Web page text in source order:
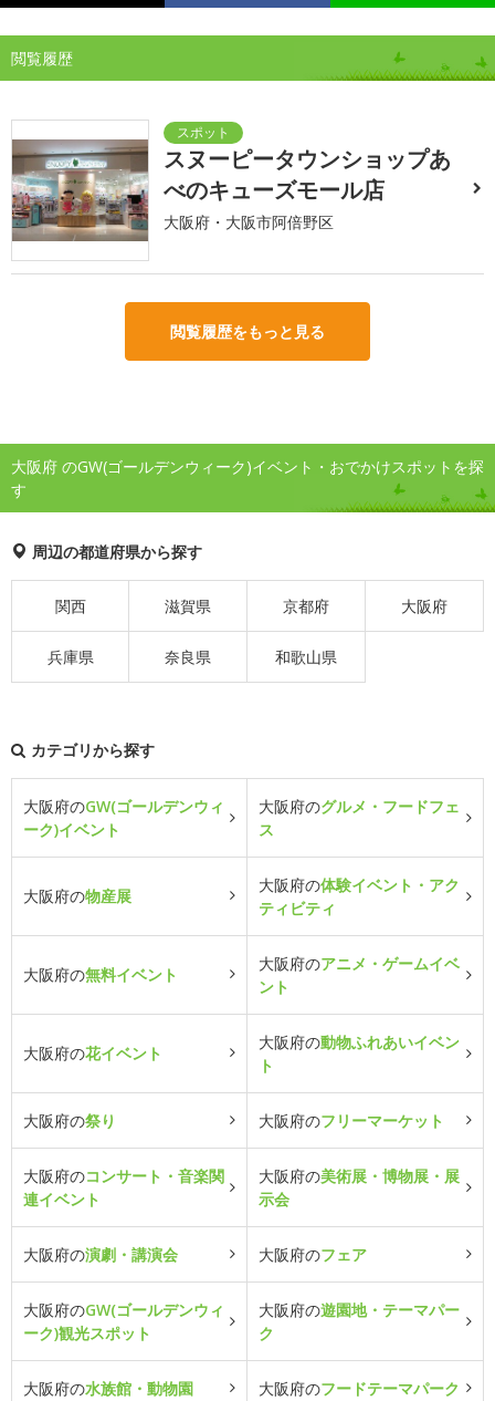
閲覧履歴
スヌーピータウンショップあ
べのキューズモール店
大阪府・大阪市阿倍野区
閲覧履歴をもっと見る
大阪府 のGW(ゴールデンウィーク)イベント・おでかけスポットを探
す
周辺の都道府県から探す
関西 滋賀県 京都府 大阪府
兵庫県 奈良県 和歌山県
カテゴリから探す
大阪府のGW(ゴールデンウィ
ーク)イベント
大阪府のグルメ・フードフェ
ス
大阪府の物産展
大阪府の体験イベント・アク
ティビティ
大阪府の無料イベント
大阪府のアニメ・ゲームイベ
ント
大阪府の花イベント
大阪府の動物ふれあいイベン
ト
大阪府の祭り 大阪府のフリーマーケット
大阪府のコンサート・音楽関
連イベント
大阪府の美術展・博物展・展
示会
大阪府の演劇・講演会 大阪府のフェア
大阪府のGW(ゴールデンウィ
ーク)観光スポット
大阪府の遊園地・テーマパー
ク
大阪府の水族館・動物園 大阪府のフードテーマパーク